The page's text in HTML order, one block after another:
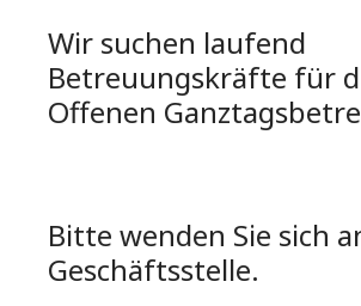
Wir suchen laufend
Betreuungskräfte für
Offenen
Bitte wenden Sie sich
Geschäftsstelle.